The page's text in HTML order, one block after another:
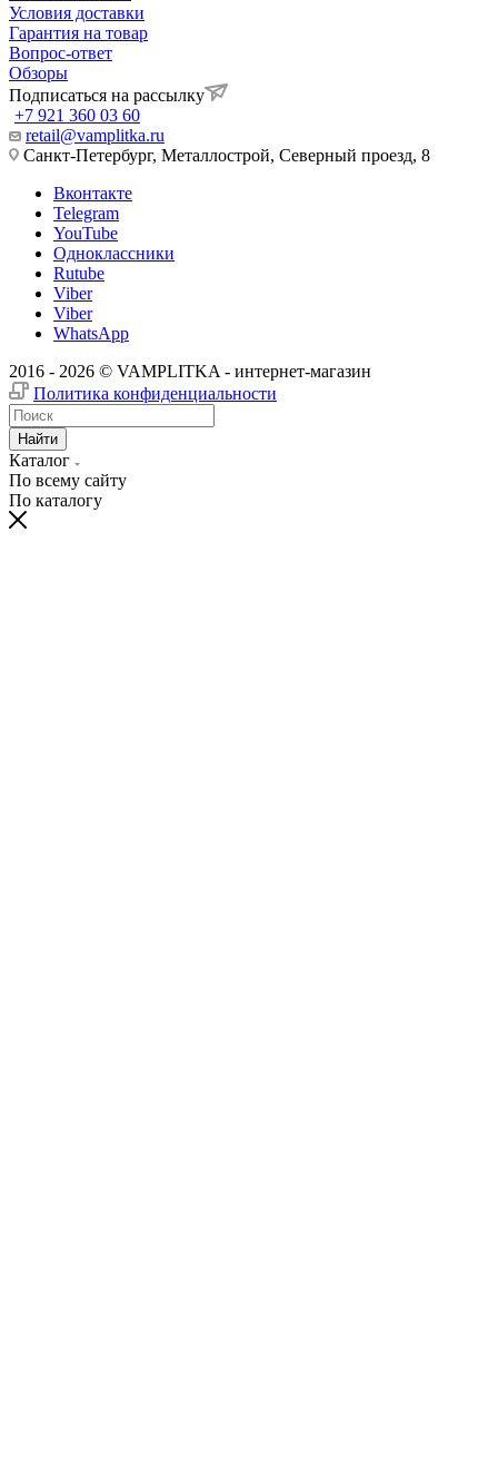
Условия доставки
Гарантия на товар
Вопрос-ответ
Обзоры
Подписаться на рассылку
+7 921 360 03 60
retail@vamplitka.ru
Санкт-Петербург, Металлострой, Северный проезд, 8
Вконтакте
Telegram
YouTube
Одноклассники
Rutube
Viber
Viber
WhatsApp
2016 - 2026 © VAMPLITKA - интернет-магазин
Политика конфиденциальности
Найти
Каталог
По всему сайту
По каталогу